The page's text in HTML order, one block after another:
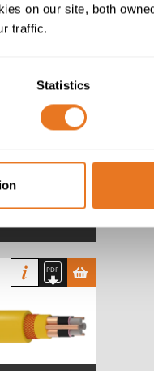
on our site, both
traffic.
Statistics
de 3,6/6 kV
de 3,6/6 kV e